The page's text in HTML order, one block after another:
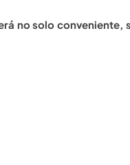
no solo